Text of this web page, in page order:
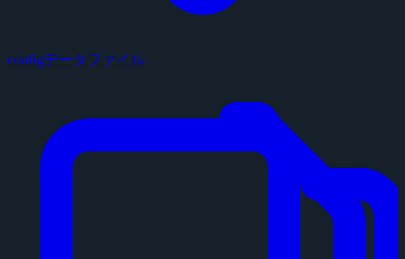
configデータファイル